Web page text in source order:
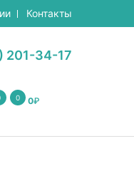
Контакты
201-34-17
0 0₽